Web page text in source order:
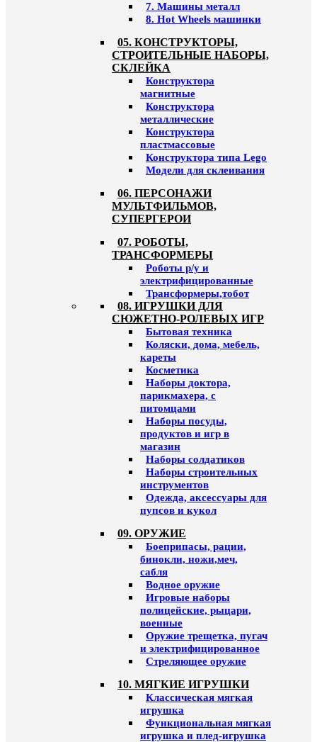
7. Машины металл
8. Hot Wheels машинки
05. КОНСТРУКТОРЫ,
СТРОИТЕЛЬНЫЕ НАБОРЫ,
СКЛЕЙКА
Конструктора
магнитные
Конструктора
металлические
Конструктора
пластмассовые
Конструктора типа Lego
Модели для склеивания
06. ПЕРСОНАЖИ
МУЛЬТФИЛЬМОВ,
СУПЕРГЕРОИ
07. РОБОТЫ,
ТРАНСФОРМЕРЫ
Роботы р/у и
электрифицированные
Трансформеры,тобот
08. ИГРУШКИ ДЛЯ
СЮЖЕТНО-РОЛЕВЫХ ИГР
Бытовая техника
Коляски, дома, мебель,
кареты
Косметика
Наборы доктора,
парикмахера, с
питомцами
Наборы посуды,
продуктов и игр в
магазин
Наборы солдатиков
Наборы строительных
инструментов
Одежда, аксессуары для
пупсов и кукол
09. ОРУЖИЕ
Боеприпасы, рации,
бинокли, ножи,меч,
сабля
Водное оружие
Игровые наборы
полицейские, рыцари,
военные
Оружие трещетка, пугач
и электрифицированное
Стреляющее оружие
10. МЯГКИЕ ИГРУШКИ
Классическая мягкая
игрушка
Функциональная мягкая
игрушка и плед-игрушка